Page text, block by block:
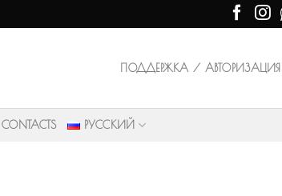
ПОДДЕРЖКА / АВТОРИЗАЦИЯ
CONTACTS РУССКИЙ